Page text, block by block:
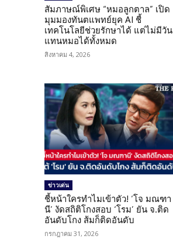
สัมภาษณ์พิเศษ “หมอลูกตาล” เปิด
มุมมองทันตแพทย์ยุค AI ชี้
เทคโนโลยีช่วยรักษาได้ แต่ไม่มีวัน
แทนหมอได้ทั้งหมด
สิงหาคม 4, 2026
ข่าวเด่น
ชี้หน้าใครทำไมเข้าตัว! ‘โจ มณฑา
นี’ งัดสถิติโกงสอบ ‘โรม’ ยัน จ.ติด
อันดับโกง ส้มก็ติดอันดับ
กรกฎาคม 31, 2026